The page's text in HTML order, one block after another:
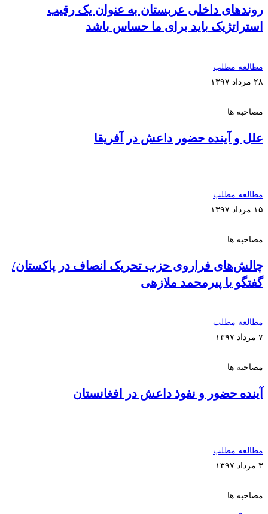
روندهای داخلی عربستان به عنوان یک رقیب
استراتژیک باید برای ما حساس باشد
مطالعه مطلب
۲۸ مرداد ۱۳۹۷
مصاحبه ها
علل و آینده حضور داعش در آفریقا
مطالعه مطلب
۱۵ مرداد ۱۳۹۷
مصاحبه ها
چالش‌های فراروی حزب تحریک انصاف در پاکستان/
گفتگو با پیرمحمد ملازهی
مطالعه مطلب
۷ مرداد ۱۳۹۷
مصاحبه ها
آینده حضور و نفوذ داعش در افغانستان
مطالعه مطلب
۳ مرداد ۱۳۹۷
مصاحبه ها